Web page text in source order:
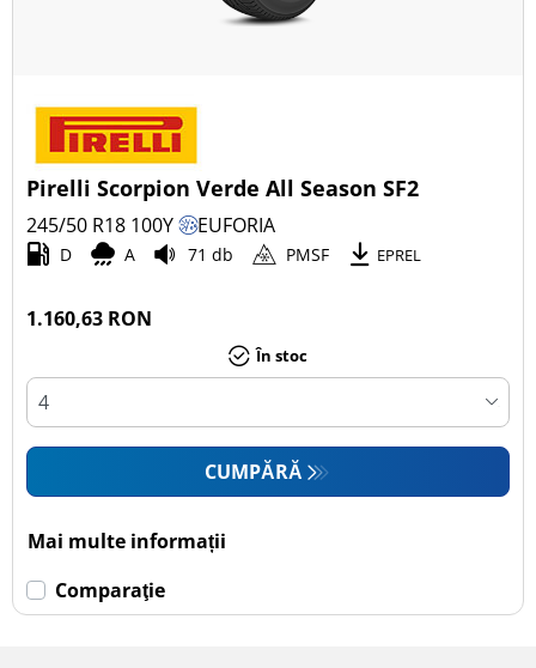
Pirelli Scorpion Verde All Season SF2
245/50 R18 100Y EUFORIA
D A 71 db PMSF EPREL
1.160,63 RON
În stoc
CUMPĂRĂ
Mai multe informații
Comparaţie